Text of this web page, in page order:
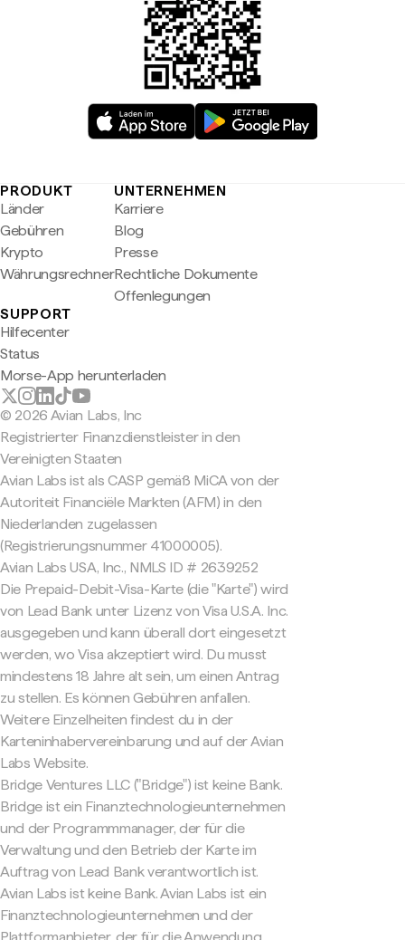
PRODUKT
Länder
Gebühren
Krypto
Währungsrechner
UNTERNEHMEN
Karriere
Blog
Presse
Rechtliche Dokumente
Offenlegungen
SUPPORT
Hilfecenter
Status
Morse-App herunterladen
© 2026 Avian Labs, Inc
Registrierter Finanzdienstleister in den
Vereinigten Staaten
Avian Labs ist als CASP gemäß MiCA von der
Autoriteit Financiële Markten (AFM) in den
Niederlanden zugelassen
(Registrierungsnummer 41000005).
Avian Labs USA, Inc., NMLS ID # 2639252
Die Prepaid-Debit-Visa-Karte (die "Karte") wird
von Lead Bank unter Lizenz von Visa U.S.A. Inc.
ausgegeben und kann überall dort eingesetzt
werden, wo Visa akzeptiert wird. Du musst
mindestens 18 Jahre alt sein, um einen Antrag
zu stellen. Es können Gebühren anfallen.
Weitere Einzelheiten findest du in der
Karteninhabervereinbarung und auf der Avian
Labs Website.
Bridge Ventures LLC ("Bridge") ist keine Bank.
Bridge ist ein Finanztechnologieunternehmen
und der Programmmanager, der für die
Verwaltung und den Betrieb der Karte im
Auftrag von Lead Bank verantwortlich ist.
Avian Labs ist keine Bank. Avian Labs ist ein
Finanztechnologieunternehmen und der